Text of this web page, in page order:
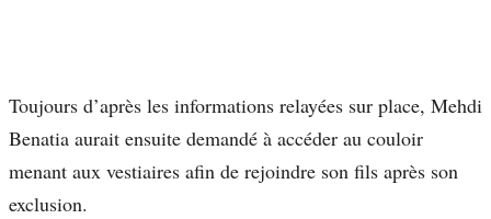
Toujours d’après les informations relayées sur place, Mehdi
Benatia aurait ensuite demandé à accéder au couloir
menant aux vestiaires afin de rejoindre son fils après son
exclusion.